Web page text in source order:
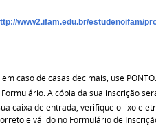
www2.ifam.edu.br/estudenoifam/
caso de casas decimais, use
A cópia da sua inscrição
caixa de entrada, verifique o lixo
e válido no Formulário de